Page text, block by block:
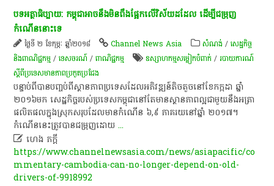
បទ​អត្ថាធិប្បាយ​:​ កម្ពុជា​អាច​នឹង​មិន​ពឹងផ្អែក​លើ​វិស័យ​ដដែល​ ដើម្បី​ជម្រុញ​
កំណើន​នោះ​ទេ​
ថ្ងៃទី ២ ខែកុម្ភៈ ឆ្នាំ២០១៨ Channel News Asia សំណង់ /សេដ្ឋកិច្ច
និងពាណិជ្ជកម្ម /ទេសចរណ៍ /ពាណិជ្ជកម្ម ឧស្សាហកម្មសម្លៀកបំពាក់ /របាយ​ការណ៍​
ស្តី​ពី​ប្រទេស​មាន​ភាព​ប្រកួត​ប្រជែង​
​បន្ទាប់​ពី​បាន​បញ្ចប់​ពី​ស្ថានភាព​ប្រទេស​ដែល​អភិវឌ្ឍន៍​តិចតួច​នៅ​ខែកក្កដា​ ឆ្នាំ​
២០១៦​មក​ សេដ្ឋកិច្ច​របស់​ប្រទេស​កម្ពុជា​នៅ​តែ​មាន​ស្ថាន​ភាពល្អ​ជាមួយនឹង​អត្រា​
ផលិតផល​ក្នុងស្រុក​សរុប​ដែល​មាន​កំណើន​ ៦,៩​ ភាគរយ​នៅ​ឆ្នាំ​ ២០១៧​។​
កំណើន​នេះ​ត្រូវ​បាន​ជម្រុញ​ដោយ...
 ហេង ភក្តី
https://www.channelnewsasia.com/news/asiapacific/co
mmentary-cambodia-can-no-longer-depend-on-old-
drivers-of-9918992